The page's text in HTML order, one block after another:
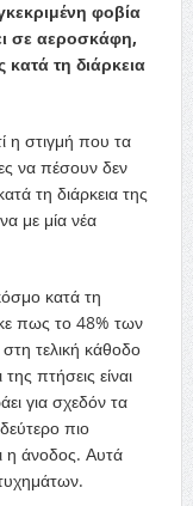
φοβία
σε αεροσκάφη,
κατά τη διάρκεια
η στιγμή που τα
να πέσουν δεν
τη διάρκεια της
με μία νέα
κατά τη
πως το 48% των
τελική κάθοδο
πτήσεις είναι
για σχεδόν τα
πιο
η άνοδος. Αυτά